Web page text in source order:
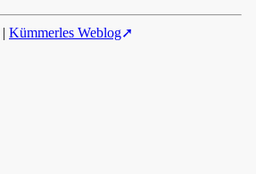
| Kümmerles Weblog